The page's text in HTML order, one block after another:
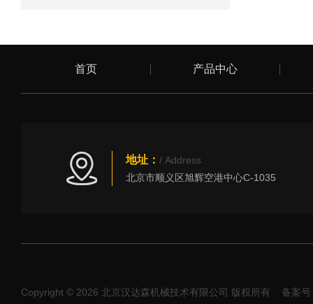
首页 产品中心
地址： / Address
北京市顺义区旭辉空港中心C-1035
Copyright © 2026 北京汉达森机械技术有限公司 版权所有 备案